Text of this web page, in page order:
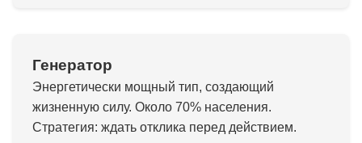
Генератор
Энергетически мощный тип, создающий
жизненную силу. Около 70% населения.
Стратегия: ждать отклика перед действием.